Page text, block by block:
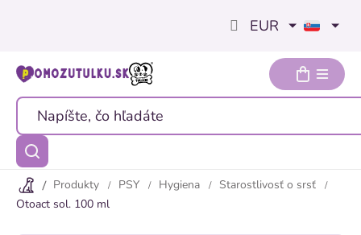
EUR
Produkty PSY Hygiena
Starostlivosť o srsť
Otoact sol. 100 ml